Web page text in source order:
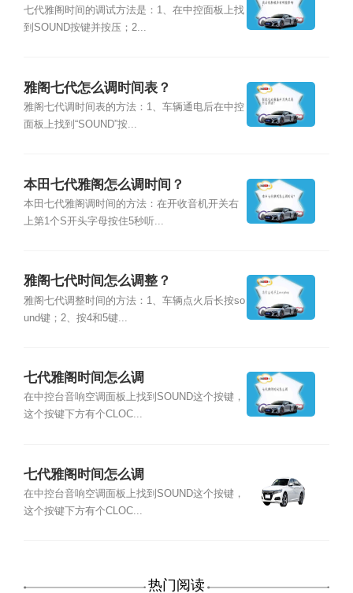
七代雅阁时间的调试方法是：1、在中控面板上找
到SOUND按键并按压；2...
雅阁七代怎么调时间表？
雅阁七代调时间表的方法：1、车辆通电后在中控
面板上找到“SOUND”按...
本田七代雅阁怎么调时间？
本田七代雅阁调时间的方法：在开收音机开关右
上第1个S开头字母按住5秒听...
雅阁七代时间怎么调整？
雅阁七代调整时间的方法：1、车辆点火后长按so
und键；2、按4和5键...
七代雅阁时间怎么调
在中控台音响空调面板上找到SOUND这个按键，
这个按键下方有个CLOC...
七代雅阁时间怎么调
在中控台音响空调面板上找到SOUND这个按键，
这个按键下方有个CLOC...
热门阅读